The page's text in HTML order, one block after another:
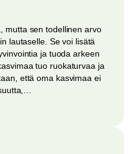
mutta sen todellinen arvo
lautaselle. Se voi lisätä
ja tuoda arkeen
tuo ruokaturvaa ja
että oma kasvimaa ei